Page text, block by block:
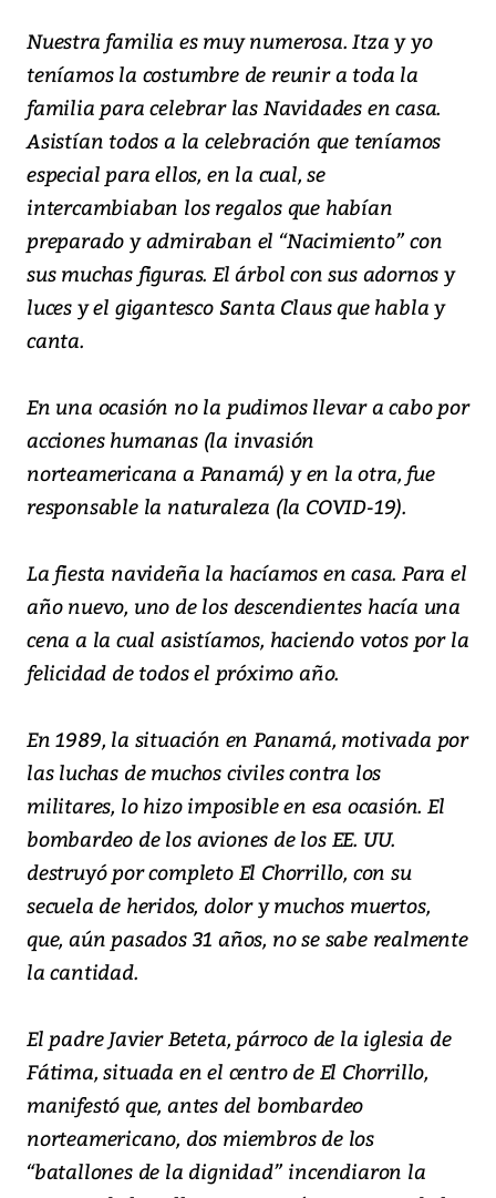
Nuestra familia es muy numerosa. Itza y yo
teníamos la costumbre de reunir a toda la
familia para celebrar las Navidades en casa.
Asistían todos a la celebración que teníamos
especial para ellos, en la cual, se
intercambiaban los regalos que habían
preparado y admiraban el “Nacimiento” con
sus muchas figuras. El árbol con sus adornos y
luces y el gigantesco Santa Claus que habla y
canta.
En una ocasión no la pudimos llevar a cabo por
acciones humanas (la invasión
norteamericana a Panamá) y en la otra, fue
responsable la naturaleza (la COVID-19).
La fiesta navideña la hacíamos en casa. Para el
año nuevo, uno de los descendientes hacía una
cena a la cual asistíamos, haciendo votos por la
felicidad de todos el próximo año.
En 1989, la situación en Panamá, motivada por
las luchas de muchos civiles contra los
militares, lo hizo imposible en esa ocasión. El
bombardeo de los aviones de los EE. UU.
destruyó por completo El Chorrillo, con su
secuela de heridos, dolor y muchos muertos,
que, aún pasados 31 años, no se sabe realmente
la cantidad.
El padre Javier Beteta, párroco de la iglesia de
Fátima, situada en el centro de El Chorrillo,
manifestó que, antes del bombardeo
norteamericano, dos miembros de los
“batallones de la dignidad” incendiaron la